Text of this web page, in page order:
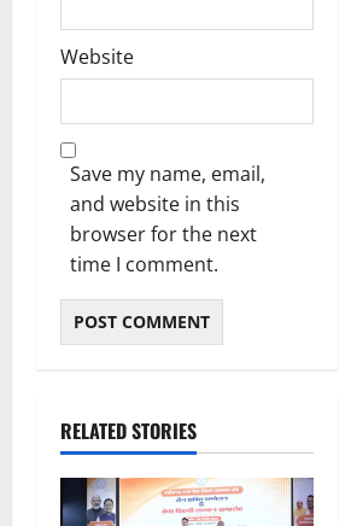
Website
Save my name, email,
and website in this
browser for the next
time I comment.
RELATED STORIES